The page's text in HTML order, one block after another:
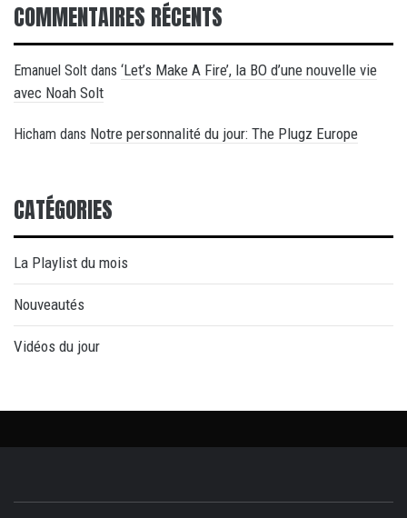
COMMENTAIRES RÉCENTS
Emanuel Solt dans ‘Let’s Make A Fire’, la BO d’une nouvelle vie
avec Noah Solt
Hicham dans Notre personnalité du jour: The Plugz Europe
CATÉGORIES
La Playlist du mois
Nouveautés
Vidéos du jour